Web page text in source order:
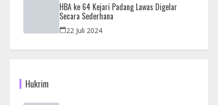
HBA ke 64 Kejari Padang Lawas Digelar
Secara Sederhana
22 Juli 2024
Hukrim